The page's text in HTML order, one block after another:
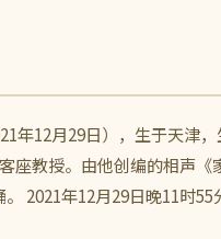
年12月29日），生于天津
座教授。由他创编的相声
2021年12月29日晚11时55